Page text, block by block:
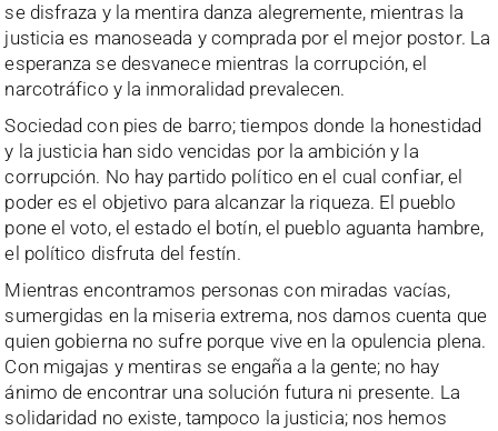
se disfraza y la mentira danza alegremente, mientras la
justicia es manoseada y comprada por el mejor postor. La
esperanza se desvanece mientras la corrupción, el
narcotráfico y la inmoralidad prevalecen.
Sociedad con pies de barro; tiempos donde la honestidad
y la justicia han sido vencidas por la ambición y la
corrupción. No hay partido político en el cual confiar, el
poder es el objetivo para alcanzar la riqueza. El pueblo
pone el voto, el estado el botín, el pueblo aguanta hambre,
el político disfruta del festín.
Mientras encontramos personas con miradas vacías,
sumergidas en la miseria extrema, nos damos cuenta que
quien gobierna no sufre porque vive en la opulencia plena.
Con migajas y mentiras se engaña a la gente; no hay
ánimo de encontrar una solución futura ni presente. La
solidaridad no existe, tampoco la justicia; nos hemos